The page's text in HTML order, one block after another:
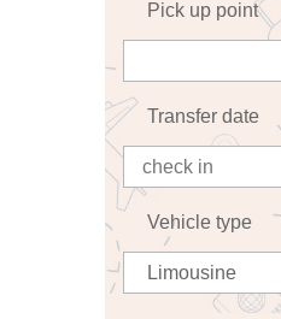
Pick up point
Transfer date
Vehicle type